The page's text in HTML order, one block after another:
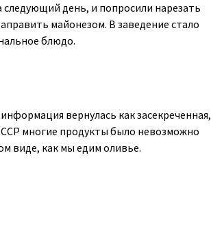
день, и попросили нарезать
майонезом. В заведение стало
блюдо.
вернулась как засекреченная,
многие продукты было невозможно
виде, как мы едим оливье.